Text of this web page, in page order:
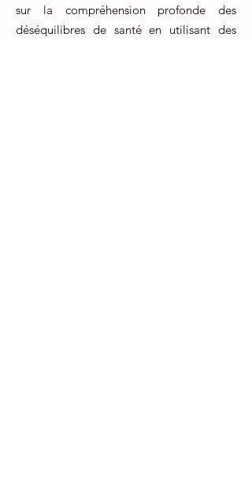
sur la compréhension profonde des
déséquilibres de santé en utilisant des